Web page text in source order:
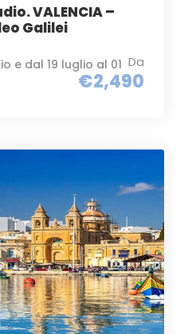
VALENCIA –
Galilei
Da
€2,490
e dal 19 luglio al 01